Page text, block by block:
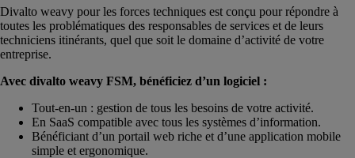
Divalto weavy pour les forces techniques est conçu pour répondre à
toutes les problématiques des responsables de services et de leurs
techniciens itinérants, quel que soit le domaine d’activité de votre
entreprise.
Avec divalto weavy FSM, bénéficiez d’un logiciel :
Tout-en-un : gestion de tous les besoins de votre activité.
En SaaS compatible avec tous les systèmes d’information.
Bénéficiant d’un portail web riche et d’une application mobile
simple et ergonomique.